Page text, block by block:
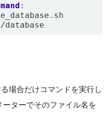
:
場合だけコマンドを実行し
ーターでそのファイル名を